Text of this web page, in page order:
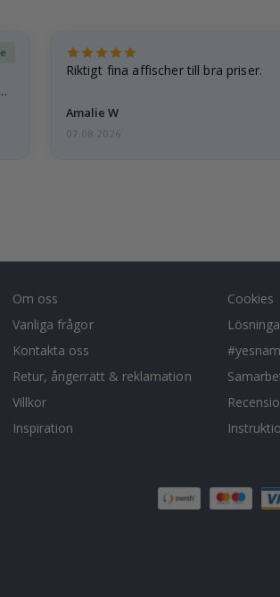
Riktigt fina affischer till bra priser.
Amalie W
07.08.2026
Om oss
Vanliga frågor
Kontakta oss
Retur, ångerrätt & reklamation
Villkor
Inspiration
Cookies